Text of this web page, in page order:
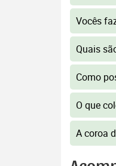
Vocês
Quais
Como
O que
A coroa